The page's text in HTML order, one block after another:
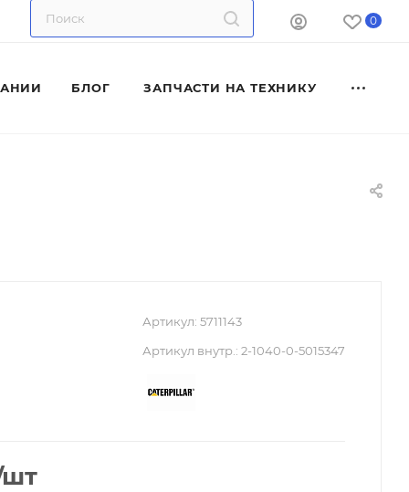
0
БЛОГ ЗАПЧАСТИ НА ТЕХНИКУ
Артикул: 5711143
Артикул внутр.: 2-1040-0-5015347